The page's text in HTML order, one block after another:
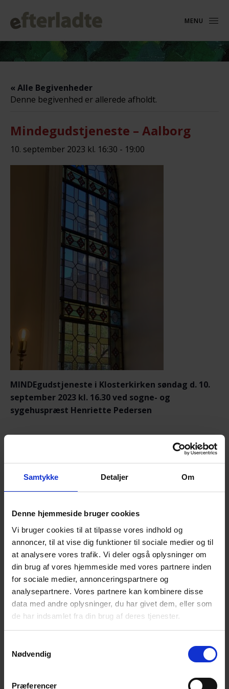
Samtykke Detaljer Om
Denne hjemmeside bruger cookies
Vi bruger cookies til at tilpasse vores indhold og
annoncer, til at vise dig funktioner til sociale medier og til
at analysere vores trafik. Vi deler også oplysninger om
din brug af vores hjemmeside med vores partnere inden
for sociale medier, annonceringspartnere og
analysepartnere. Vores partnere kan kombinere disse
data med andre oplysninger, du har givet dem, eller som
de har indsamlet fra din brug af deres tjenester.
Nødvendig
Præferencer
MENU
« Alle Begivenheder
Denne begivenhed er allerede afholdt.
Mindegudstjeneste – Aalborg
10. september 2023 kl. 16:30 - 19:00
MINDEgudstjeneste i Klosterkirken søndag d. 10.
september 2023 kl. 16.30ved sogne- og
sygehuspræst Henriette Pedersen
internationale selvmordsforebyggelsesdag ved at
mindes og ære dem, vi har mistet for nylig og for
længe siden. Det sker søndag d. 10. september kl.
Plads– ved en gudstjeneste forestået af sogne- og
sygehuspræst Henriette Pedersen.
Gudstjenesten afholdes for at støtte de mange
efterlevende, der skal leve deres liv med den smerte
det er, at have mistet som følge af selvmord.
Gudstjenesten er både for de, som ønsker at vise
deres sympati med de efterlevende og for de
efterlevende.
Repræsentanter fra Landsforeningen for efterladte
selvmordsramte) vil være til stede og vil kort fortælle